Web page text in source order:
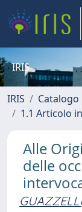
IRIS
IRIS Catalogo
1.1 Articolo
Alle
delle